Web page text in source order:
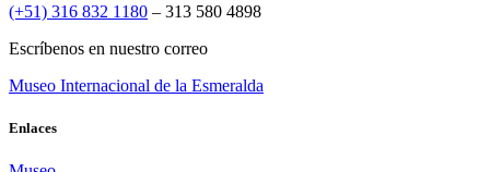
(+51) 316 832 1180 – 313 580 4898
Escríbenos en nuestro correo
Museo Internacional de la Esmeralda
Enlaces